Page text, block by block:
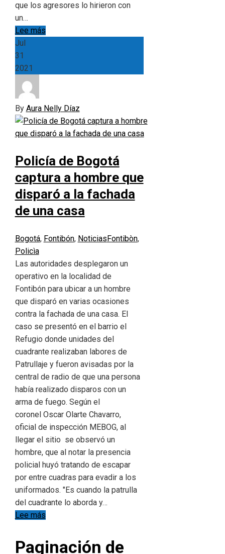
que los agresores lo hirieron con
un…
Lee más
Jul
31
2021
By Aura Nelly Díaz
Policía de Bogotá
captura a hombre que
disparó a la fachada
de una casa
Bogotá, Fontibón, Noticias Fontibòn,
Policìa
Las autoridades desplegaron un
operativo en la localidad de
Fontibón para ubicar a un hombre
que disparó en varias ocasiones
contra la fachada de una casa. El
caso se presentó en el barrio el
Refugio donde unidades del
cuadrante realizaban labores de
Patrullaje y fueron avisadas por la
central de radio de que una persona
había realizado disparos con un
arma de fuego. Según el
coronel Oscar Olarte Chavarro,
oficial de inspección MEBOG, al
llegar el sitio se observó un
hombre, que al notar la presencia
policial huyó tratando de escapar
por entre cuadras para evadir a los
uniformados. "Es cuando la patrulla
del cuadrante lo aborda y…
Lee más
Paginación de